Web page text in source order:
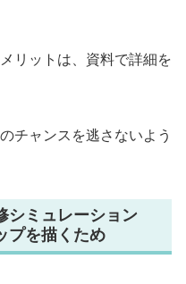
リットは、資料で詳細を
チャンスを逃さないよう
シミュレーション
プを描くため